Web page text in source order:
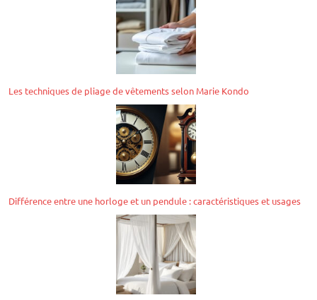
Les techniques de pliage de vêtements selon Marie Kondo
Différence entre une horloge et un pendule : caractéristiques et usages